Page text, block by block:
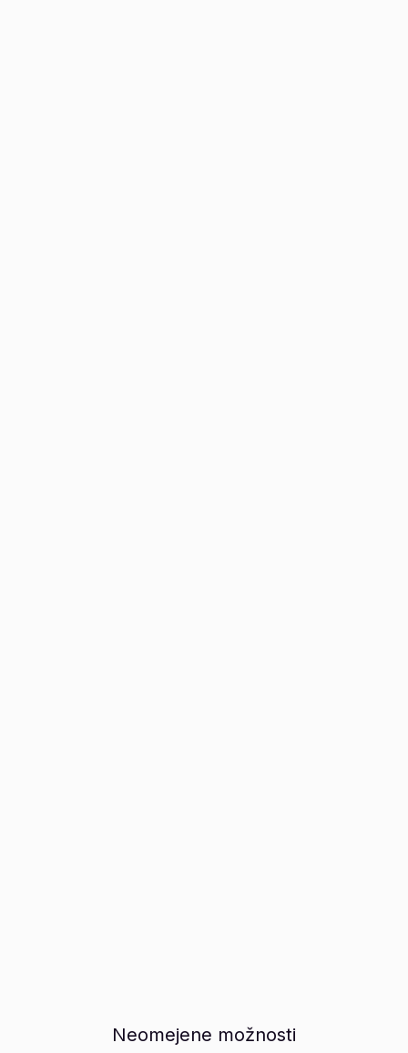
Neomejene možnosti